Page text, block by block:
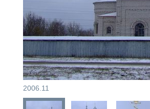
2006.11